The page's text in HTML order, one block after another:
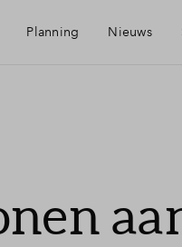
Planning Nieuws